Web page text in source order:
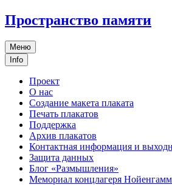
Пространство памяти
Меню
Info
Проект
О нас
Создание макета плаката
Печать плакатов
Поддержка
Архив плакатов
Контактная информация и
Защита данных
Блог «Размышления»
Мемориал концлагеря